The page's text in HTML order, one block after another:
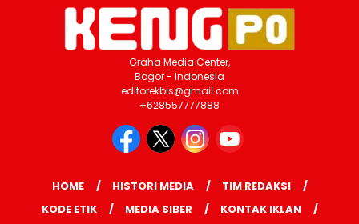
Graha Media Center,
Bogor - Indonesia
editorekbis@gmail.com
+628557777888
HOME HISTORI MEDIA
TIM REDAKSI
KODE ETIK
MEDIA SIBER KONTAK IKLAN